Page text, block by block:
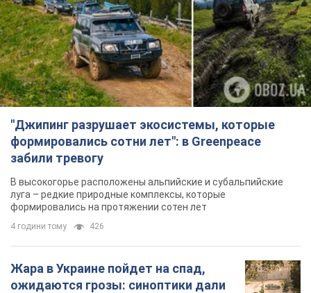
"Джипинг разрушает экосистемы, которые
формировались сотни лет": в Greenpeace
забили тревогу
В высокогорье расположены альпийские и субальпийские
луга – редкие природные комплексы, которые
формировались на протяжении сотен лет
4 години тому 426
Жара в Украине пойдет на спад,
ожидаются грозы: синоптики дали